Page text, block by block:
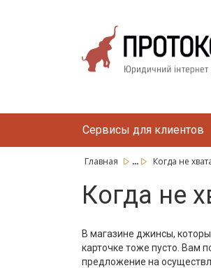
Сервисы для клиентов
Главная ... Когда не
Когда не
В магазине джинсы,
карточке тоже пусто. Вам
предложение на